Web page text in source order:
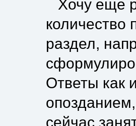
Хочу еще
количество
раздел,
Ответы как
сейчас